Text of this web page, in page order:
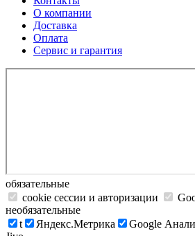
О компании
Доставка
Оплата
Сервис и гарантия
обязательные
cookie сессии и авторизации
необязательные
t
Яндекс.Метрика Google